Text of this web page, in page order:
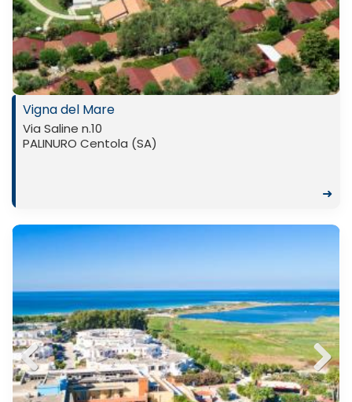
Previ
ous
Next
Vigna del Mare
Via Saline n.10
PALINURO Centola (SA)
➜
Previ
Next